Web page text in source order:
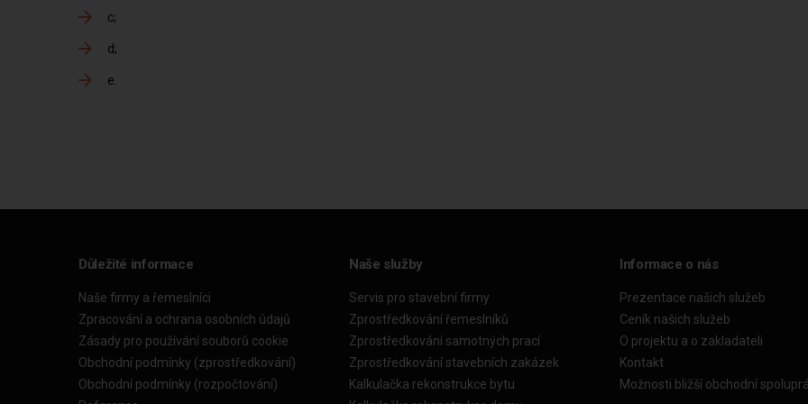
c
d
e
Důležité informace
Naše firmy a řemeslníci
Zpracování a ochrana osobních údajů
Zásady pro používání souborů cookie
Obchodní podmínky (zprostředkování)
Obchodní podmínky (rozpočtování)
Naše služby
Servis pro stavební firmy
Zprostředkování řemeslníků
Zprostředkování samotných prací
Zprostředkování stavebních zakázek
Kalkulačka rekonstrukce bytu
Informace o nás
Prezentace našich služeb
Ceník našich služeb
O projektu a o zakladateli
Kontakt
Možnosti bližší obchodní